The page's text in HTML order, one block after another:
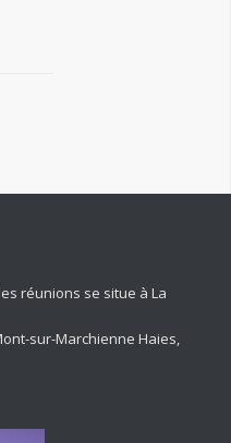
réunions se situe à La
sur-Marchienne Haies,